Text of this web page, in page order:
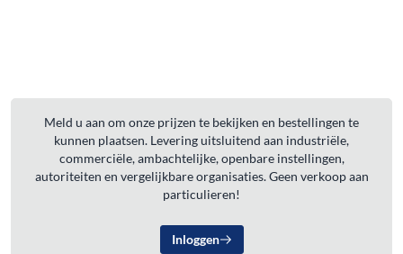
Meld u aan om onze prijzen te bekijken en bestellingen te
kunnen plaatsen. Levering uitsluitend aan industriële,
commerciële, ambachtelijke, openbare instellingen,
autoriteiten en vergelijkbare organisaties. Geen verkoop aan
particulieren!
Inloggen